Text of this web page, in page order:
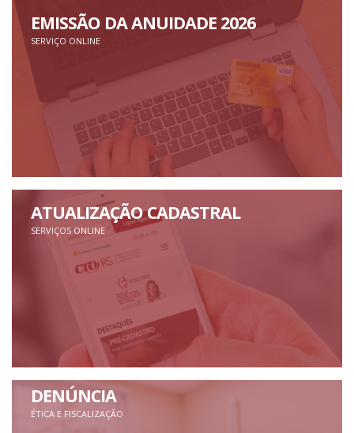
EMISSÃO DA ANUIDADE 2026
SERVIÇO ONLINE
ATUALIZAÇÃO CADASTRAL
SERVIÇOS ONLINE
DENÚNCIA
ÉTICA E FISCALIZAÇÃO